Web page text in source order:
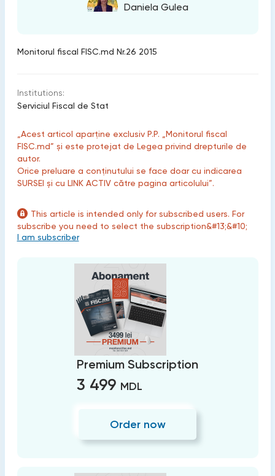
Daniela Gulea
Monitorul fiscal FISC.md Nr.26 2015
Institutions:
Serviciul Fiscal de Stat
„Acest articol aparține exclusiv P.P. „Monitorul fiscal
FISC.md” și este protejat de Legea privind drepturile de
autor.
Orice preluare a conținutului se face doar cu indicarea
SURSEI și cu LINK ACTIV către pagina articolului”.
This article is intended only for subscribed users. For
subscribe you need to select the subscription&#13;&#10;
I am subscriber
Premium Subscription
3 499 MDL
Order now